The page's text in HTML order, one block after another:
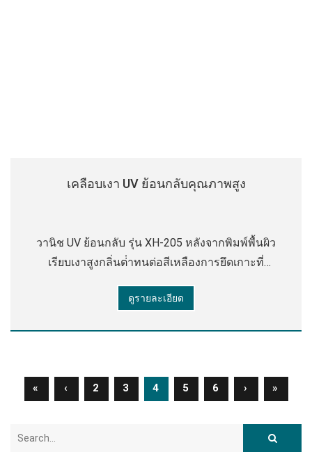
เคลือบเงา UV ย้อนกลับคุณภาพสูง
วานิช UV ย้อนกลับ รุ่น XH-205 หลังจากพิมพ์พื้นผิว
เรียบเงาสูงกลิ่นต่ําทนต่อสีเหลืองการยึดเกาะที่
สึกหรอได้ดีและทนต่อรอยขีดข่วน มันมีเหนียว
ดูรายละเอียด
« ‹ 2 3 4 5 6 › »